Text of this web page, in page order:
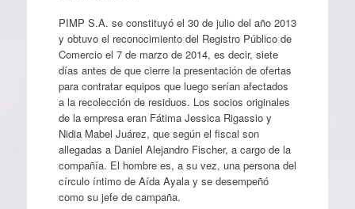
PIMP S.A. se constituyó el 30 de julio del año 2013
y obtuvo el reconocimiento del Registro Público de
Comercio el 7 de marzo de 2014, es decir, siete
días antes de que cierre la presentación de ofertas
para contratar equipos que luego serían afectados
a la recolección de residuos. Los socios originales
de la empresa eran Fátima Jessica Rigassio y
Nidia Mabel Juárez, que según el fiscal son
allegadas a Daniel Alejandro Fischer, a cargo de la
compañía. El hombre es, a su vez, una persona del
círculo íntimo de Aída Ayala y se desempeñó
como su jefe de campaña.